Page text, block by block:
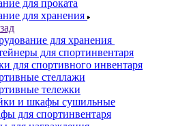
для проката
для хранения
для хранения
для спортинвентаря
для спортивного инвентаря
стеллажи
тележки
и шкафы сушильные
для спортинвентаря